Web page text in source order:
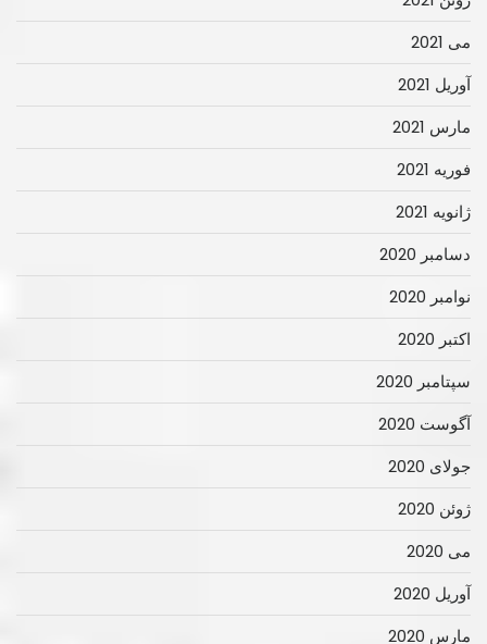
می 2021
آوریل 2021
مارس 2021
فوریه 2021
ژانویه 2021
دسامبر 2020
نوامبر 2020
اکتبر 2020
سپتامبر 2020
آگوست 2020
جولای 2020
ژوئن 2020
می 2020
آوریل 2020
مارس 2020